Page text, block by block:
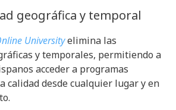
geográfica y temporal
Universityelimina las
y temporales, permitiendo a
acceder a programas
calidad desde cualquier lugar y en